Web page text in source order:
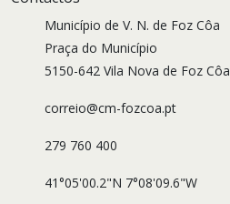
Município de V. N. de Foz Côa
Praça do Município
5150-642 Vila Nova de Foz Côa
correio@cm-fozcoa.pt
279 760 400
41°05'00.2"N 7°08'09.6"W